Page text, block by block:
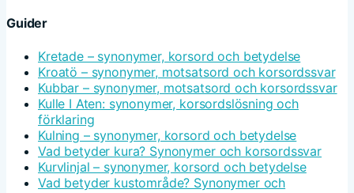
Guider
Kretade – synonymer, korsord och betydelse
Kroatö – synonymer, motsatsord och korsordssvar
Kubbar – synonymer, motsatsord och korsordssvar
Kulle I Aten: synonymer, korsordslösning och
förklaring
Kulning – synonymer, korsord och betydelse
Vad betyder kura? Synonymer och korsordssvar
Kurvlinjal – synonymer, korsord och betydelse
Vad betyder kustområde? Synonymer och